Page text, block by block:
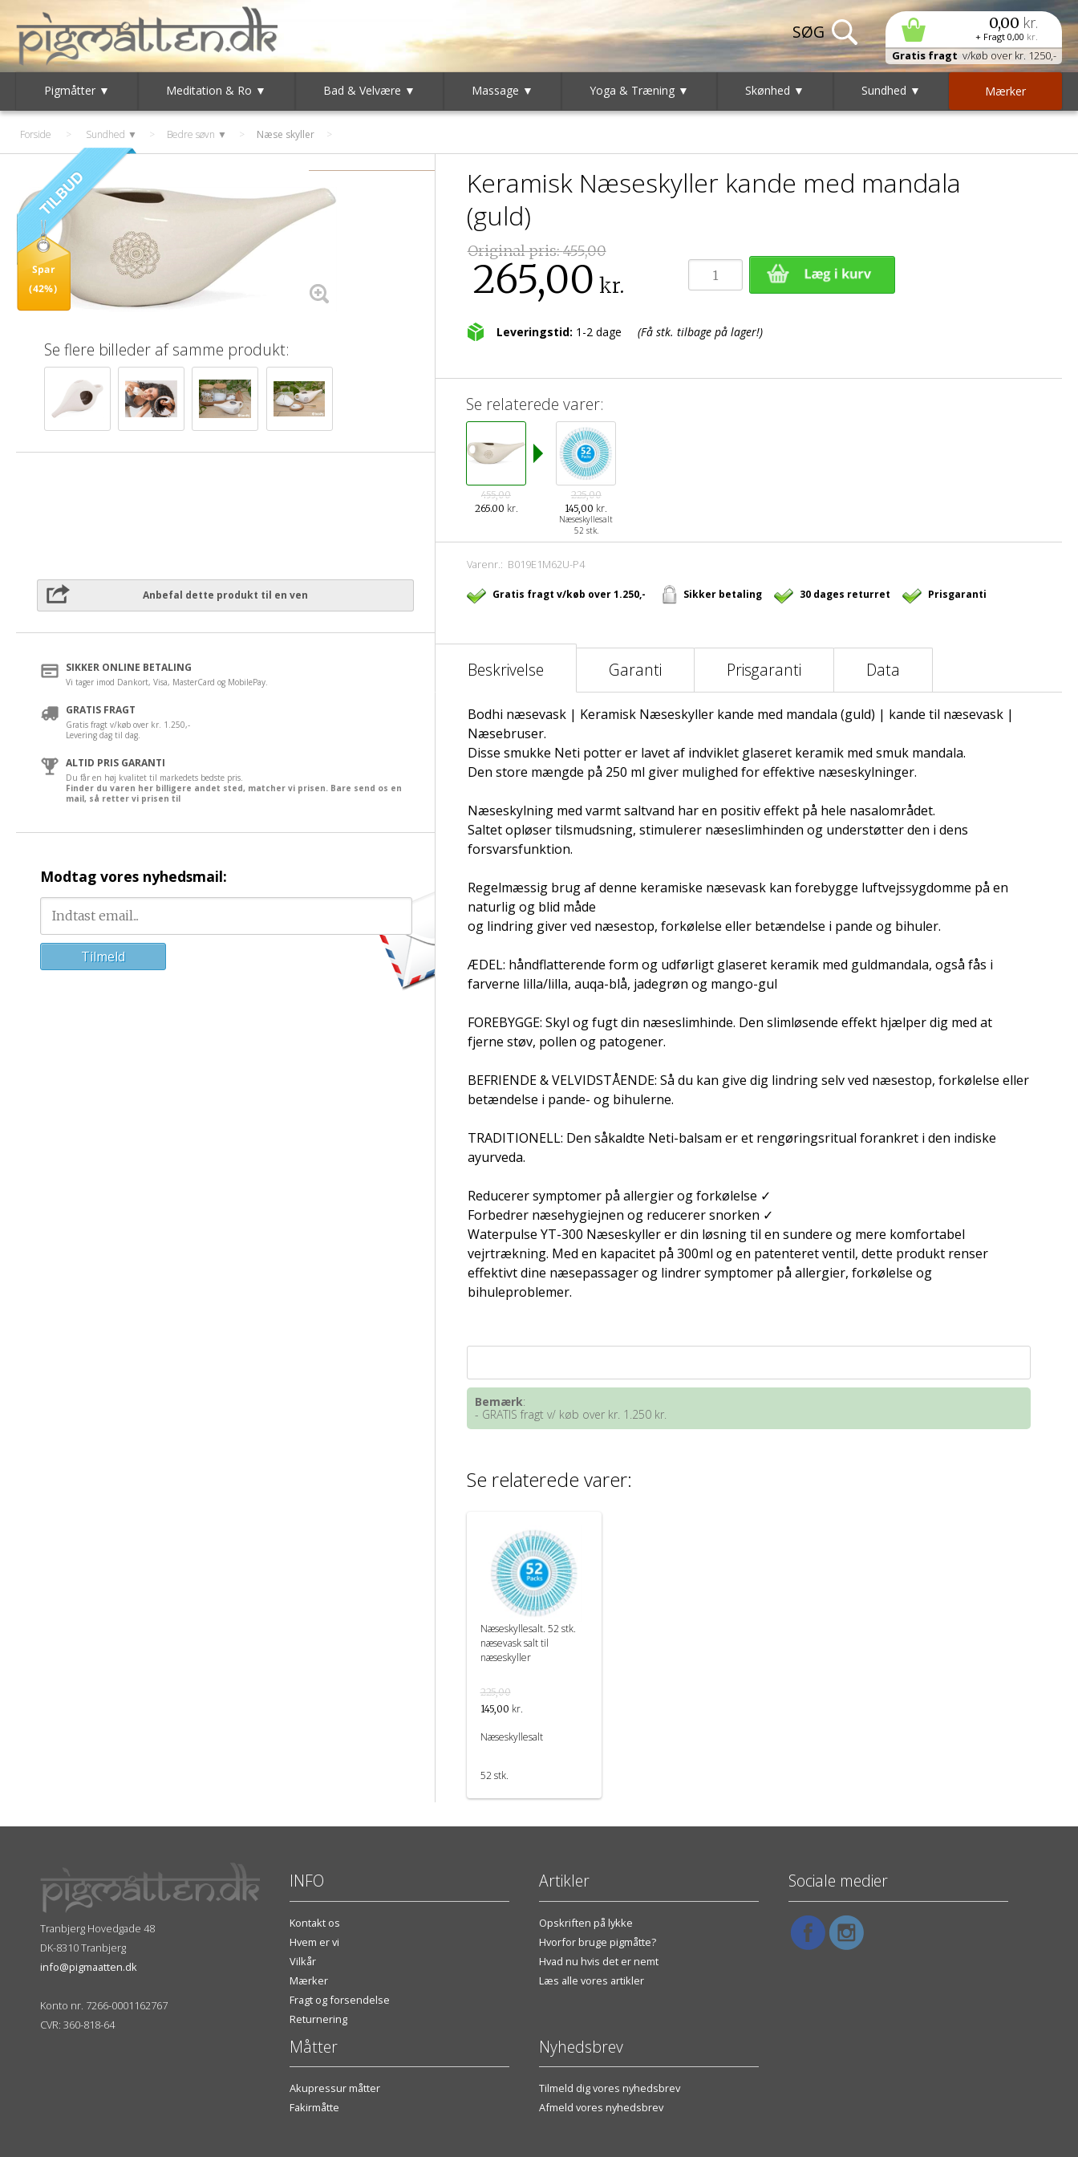
0,00 kr.
+ Fragt 0,00 kr.
Gratis fragt v/køb over kr. 1250,-
Pigmåtter ▼ Meditation & Ro ▼ Bad & Velvære ▼ Massage ▼ Yoga & Træning ▼ Skønhed ▼ Sundhed ▼ Mærker
Forside > Sundhed ▼ > Bedre søvn ▼ > Næse skyller
Spar
(42%)
Se flere billeder af samme produkt:
Keramisk Næseskyller kande med mandala
(guld)
Original pris:455,00
265,00 kr.
Leveringstid: 1-2 dage (Få stk. tilbage på lager!)
Se relaterede varer:
455,00
265.00 kr.
225,00
145,00 kr.
Næseskyllesalt
52 stk.
Varenr.: B019E1M62U-P4
Gratis fragt v/køb over 1.250,- Sikker betaling 30 dages returret Prisgaranti
Beskrivelse Garanti Prisgaranti Data
Bodhi næsevask | Keramisk Næseskyller kande med mandala (guld) | kande til næsevask |
Næsebruser.
Disse smukke Neti potter er lavet af indviklet glaseret keramik med smuk mandala.
Den store mængde på 250 ml giver mulighed for effektive næseskylninger.
Næseskylning med varmt saltvand har en positiv effekt på hele nasalområdet.
Saltet opløser tilsmudsning, stimulerer næseslimhinden og understøtter den i dens
forsvarsfunktion.
Regelmæssig brug af denne keramiske næsevask kan forebygge luftvejssygdomme på en
naturlig og blid måde
og lindring giver ved næsestop, forkølelse eller betændelse i pande og bihuler.
ÆDEL: håndflatterende form og udførligt glaseret keramik med guldmandala, også fås i
farverne lilla/lilla, auqa-blå, jadegrøn og mango-gul
FOREBYGGE: Skyl og fugt din næseslimhinde. Den slimløsende effekt hjælper dig med at
fjerne støv, pollen og patogener.
BEFRIENDE & VELVIDSTÅENDE: Så du kan give dig lindring selv ved næsestop, forkølelse eller
betændelse i pande- og bihulerne.
TRADITIONELL: Den såkaldte Neti-balsam er et rengøringsritual forankret i den indiske
ayurveda.
Reducerer symptomer på allergier og forkølelse ✓
Forbedrer næsehygiejnen og reducerer snorken ✓
Waterpulse YT-300 Næseskyller er din løsning til en sundere og mere komfortabel
vejrtrækning. Med en kapacitet på 300ml og en patenteret ventil, dette produkt renser
effektivt dine næsepassager og lindrer symptomer på allergier, forkølelse og
bihuleproblemer.
Bemærk:
- GRATIS fragt v/ køb over kr. 1.250 kr.
Se relaterede varer:
Næseskyllesalt. 52 stk.
næsevask salt til
næseskyller
225,00
145,00 kr.
Næseskyllesalt
52 stk.
Anbefal dette produkt til en ven
SIKKER ONLINE BETALING
Vi tager imod Dankort, Visa, MasterCard og MobilePay.
GRATIS FRAGT
Gratis fragt v/køb over kr. 1.250,-
Levering dag til dag.
ALTID PRIS GARANTI
Du får en høj kvalitet til markedets bedste pris.
Finder du varen her billigere andet sted, matcher vi prisen. Bare send os en
mail, så retter vi prisen til
Modtag vores nyhedsmail:
Tranbjerg Hovedgade 48
DK-8310 Tranbjerg
info@pigmaatten.dk
Konto nr. 7266-0001162767
CVR: 360-818-64
INFO
Kontakt os
Hvem er vi
Vilkår
Mærker
Fragt og forsendelse
Returnering
Måtter
Akupressur måtter
Fakirmåtte
Artikler
Opskriften på lykke
Hvorfor bruge pigmåtte?
Hvad nu hvis det er nemt
Læs alle vores artikler
Nyhedsbrev
Tilmeld dig vores nyhedsbrev
Afmeld vores nyhedsbrev
Sociale medier